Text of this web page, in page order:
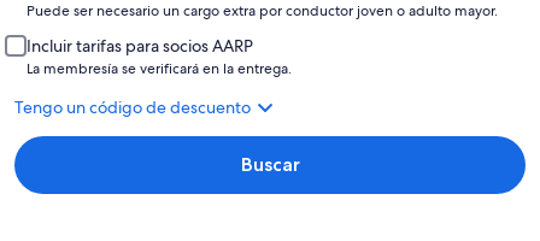
Puede ser necesario un cargo extra por conductor joven o adulto mayor.
Incluir tarifas para socios AARP
La membresía se verificará en la entrega.
Tengo un código de descuento
Buscar